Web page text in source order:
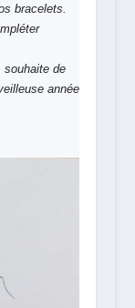
bracelets.
souhaite de
année